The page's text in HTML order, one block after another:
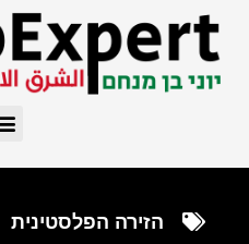
הזירה הפלסטינית